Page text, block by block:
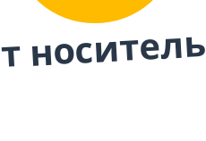
носитель